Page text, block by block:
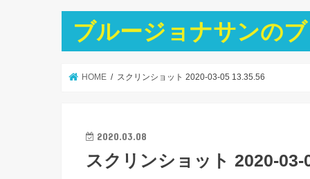
ブルージョナサンの
HOME スクリンショット 2020-03-05 13.35.56
2020.03.08
スクリンショット 2020-03-